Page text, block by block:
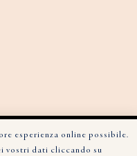
Lombarde | Avviso Legale|
esperienza online possibile.
vostri dati cliccando su